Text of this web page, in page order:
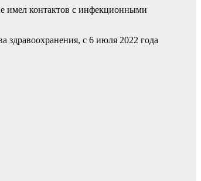
имел контактов с инфекционными
с 6 июля 2022 года